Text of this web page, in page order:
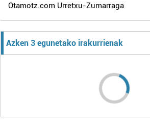
Otamotz.com Urretxu-Zumarraga
Azken 3 egunetako irakurrienak